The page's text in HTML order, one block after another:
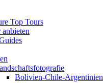
Top Tours
Bolivien-Chile-Argentinien